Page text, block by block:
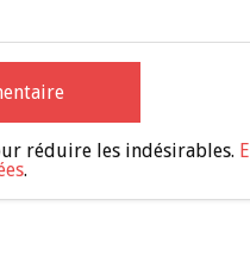
réduire les indésirables.
.